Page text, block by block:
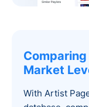
Market
With Artist